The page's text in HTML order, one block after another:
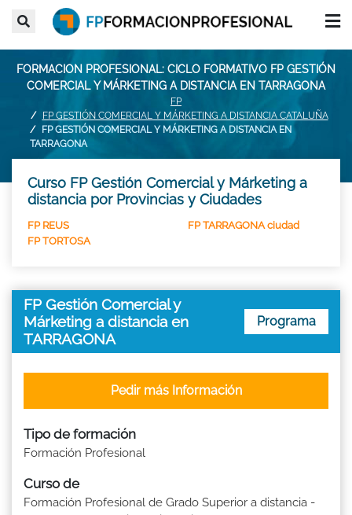
FORMACION PROFESIONAL: CICLO FORMATIVO FP GESTIÓN
COMERCIAL Y MÁRKETING A DISTANCIA EN TARRAGONA
FP
FP GESTIÓN COMERCIAL Y MÁRKETING A DISTANCIA CATALUÑA
FP GESTIÓN COMERCIAL Y MÁRKETING A DISTANCIA EN
TARRAGONA
Curso FP Gestión Comercial y Márketing a
distancia por Provincias y Ciudades
FP REUS
FP TARRAGONA ciudad
FP TORTOSA
FP Gestión Comercial y
Márketing a distancia en
TARRAGONA
Programa
Tipo de formación
Formación Profesional
Curso de
Formación Profesional de Grado Superior a distancia -
Pedir más Información